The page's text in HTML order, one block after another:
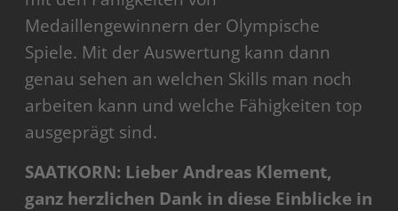
Medaillengewinnern der Olympische
Spiele. Mit der Auswertung kann dann
genau sehen an welchen Skills man noch
arbeiten kann und welche Fähigkeiten top
ausgeprägt sind.
SAATKORN: Lieber Andreas Klement,
ganz herzlichen Dank in diese Einblicke in